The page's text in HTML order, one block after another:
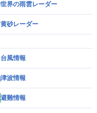
世界の雨雲レーダー
黄砂レーダー
台風情報
津波情報
避難情報